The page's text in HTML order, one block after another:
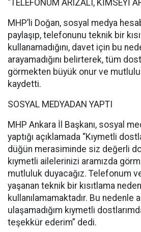
“TELEFONUM ARIZALI, KİMSEYİ
MHP’li Doğan, sosyal medya
paylaşıp, telefonunu teknik bir
kullanamadığını, davet için bu
arayamadığını belirterek, tüm
görmekten büyük onur ve
kaydetti.
SOSYAL MEDYADAN YAPTI
MHP Ankara İl Başkanı, sosyal
yaptığı açıklamada “Kıymetli
düğün merasiminde siz değerli
kıymetli ailelerinizi aramızda
mutluluk duyacağız. Telefonum
yaşanan teknik bir kısıtlama
kullanılamamaktadır. Bu nedenle
ulaşamadığım kıymetli
teşekkür ederim” dedi.